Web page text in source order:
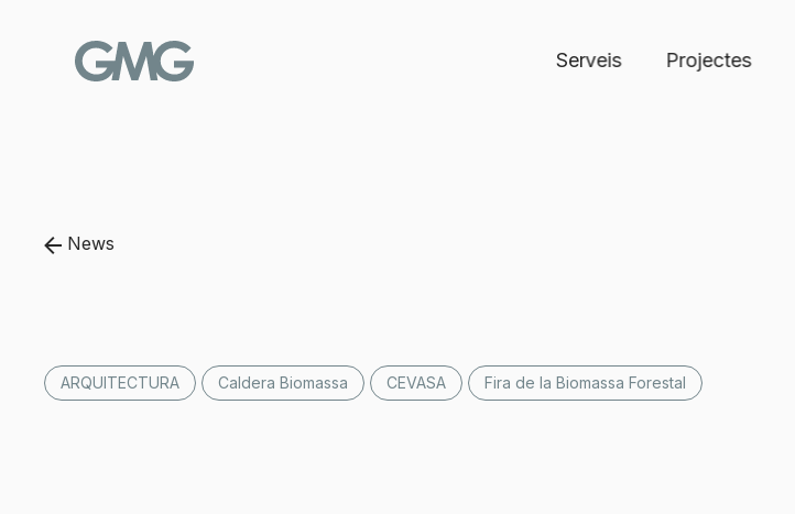
contingut
Serveis Projectes
News
ARQUITECTURA Caldera Biomassa CEVASA Fira de la Biomassa Forestal